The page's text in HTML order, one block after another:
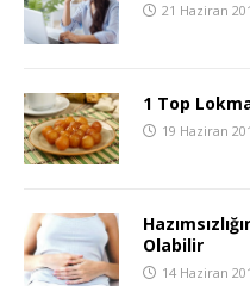
21 Haziran
1 Top
19 Haziran
Olabilir
14 Haziran